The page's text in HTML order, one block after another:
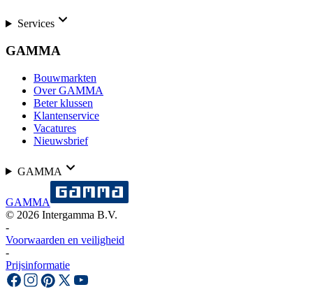
Services
GAMMA
Bouwmarkten
Over GAMMA
Beter klussen
Klantenservice
Vacatures
Nieuwsbrief
GAMMA
GAMMA
© 2026 Intergamma B.V.
-
Voorwaarden en veiligheid
-
Prijsinformatie